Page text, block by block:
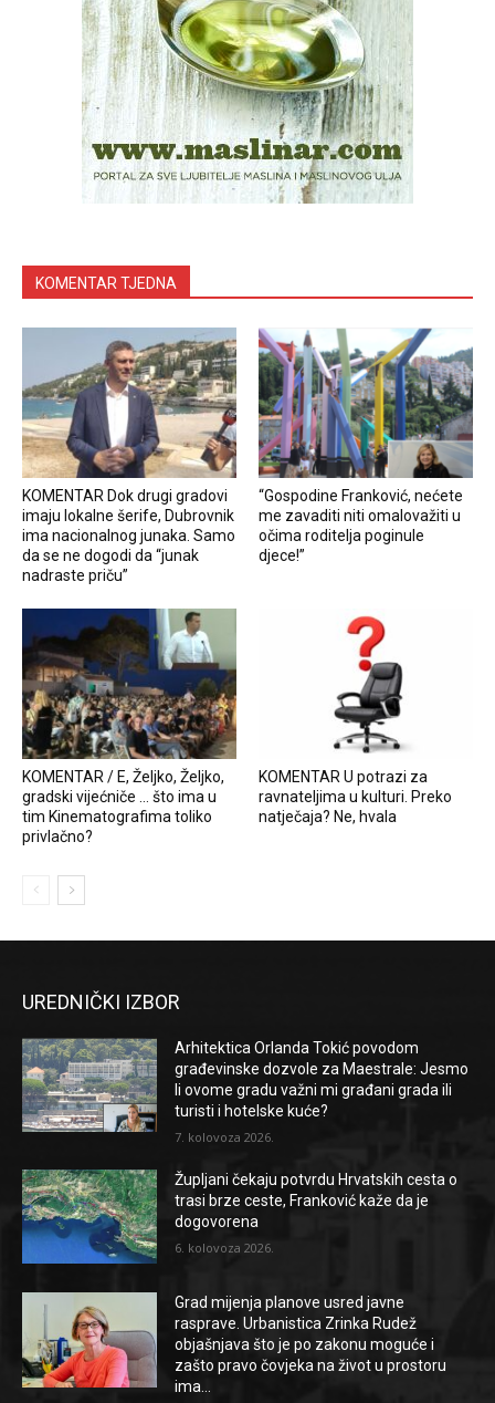
KOMENTAR TJEDNA
KOMENTAR Dok drugi gradovi
imaju lokalne šerife, Dubrovnik
ima nacionalnog junaka. Samo
da se ne dogodi da “junak
nadraste priču”
“Gospodine Franković, nećete
me zavaditi niti omalovažiti u
očima roditelja poginule
djece!”
KOMENTAR / E, Željko, Željko,
gradski vijećniče … što ima u
tim Kinematografima toliko
privlačno?
KOMENTAR U potrazi za
ravnateljima u kulturi. Preko
natječaja? Ne, hvala
UREDNIČKI IZBOR
Arhitektica Orlanda Tokić povodom
građevinske dozvole za Maestrale: Jesmo
li ovome gradu važni mi građani grada ili
turisti i hotelske kuće?
7. kolovoza 2026.
Župljani čekaju potvrdu Hrvatskih cesta o
trasi brze ceste, Franković kaže da je
dogovorena
6. kolovoza 2026.
Grad mijenja planove usred javne
rasprave. Urbanistica Zrinka Rudež
objašnjava što je po zakonu moguće i
zašto pravo čovjeka na život u prostoru
ima...